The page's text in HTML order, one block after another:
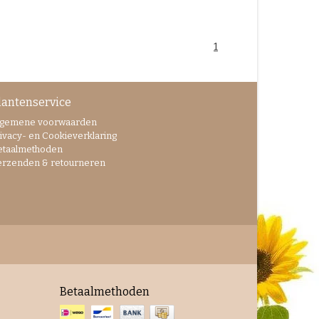
1
voorwaarden
en Cookieverklaring
& retourneren
Betaalmethoden